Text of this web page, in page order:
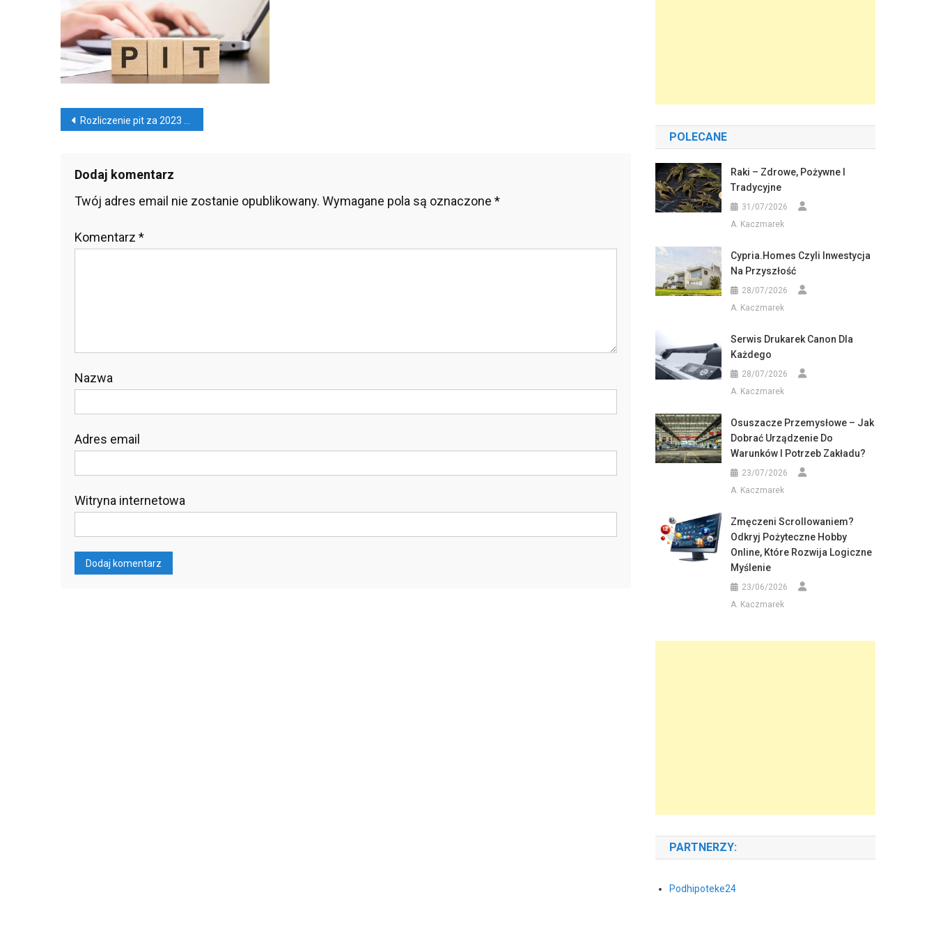
Nawigacja
Rozliczenie pit za 2023 rok
Dodaj komentarz
Twój adres email nie zostanie opublikowany. Wymagane pola są oznaczone *
Komentarz *
Nazwa
Adres email
Witryna internetowa
POLECANE
Raki – Zdrowe, Pożywne I
Tradycyjne
31/07/2026
A. Kaczmarek
Cypria.homes Czyli Inwestycja
Na Przyszłość
28/07/2026
A. Kaczmarek
Serwis Drukarek Canon Dla
Każdego
28/07/2026
A. Kaczmarek
Osuszacze Przemysłowe – Jak
Dobrać Urządzenie Do
Warunków I Potrzeb Zakładu?
23/07/2026
A. Kaczmarek
Zmęczeni Scrollowaniem?
Odkryj Pożyteczne Hobby
Online, Które Rozwija Logiczne
Myślenie
23/06/2026
A. Kaczmarek
PARTNERZY:
Podhipoteke24